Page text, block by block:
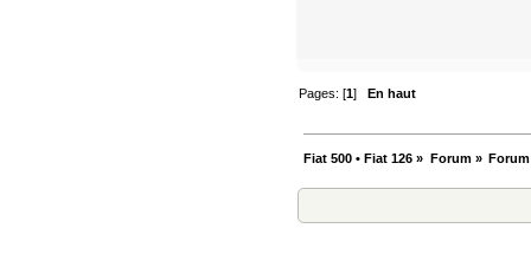
Pages: [1]En haut
Fiat 500 • Fiat 126 » Forum»